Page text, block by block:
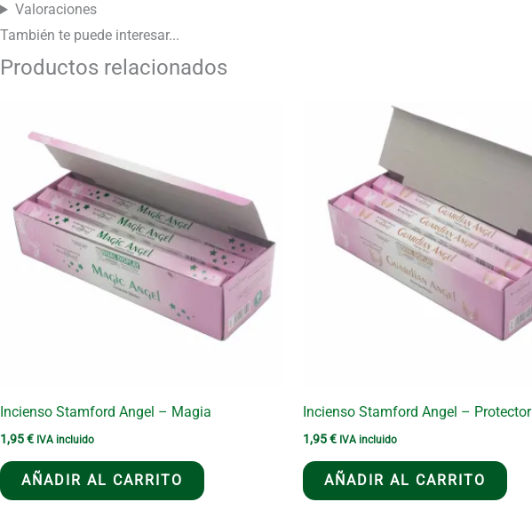
Valoraciones
También te puede interesar...
Productos relacionados
Incienso Stamford Angel – Magia
1,95€ IVA incluido
AÑADIR AL CARRITO
Incienso Stamford Angel – Protector
1,95€ IVA incluido
AÑADIR AL CARRITO